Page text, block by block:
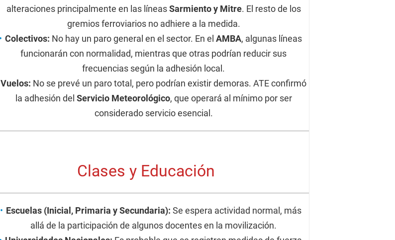
alteraciones principalmente en las líneasSarmiento y Mitre. El resto de los
gremios ferroviarios no adhiere a la medida.
Colectivos: No hay un paro general en el sector. En elAMBA, algunas líneas
funcionarán con normalidad, mientras que otras podrían reducir sus
frecuencias según la adhesión local.
Vuelos: No se prevé un paro total, pero podrían existir demoras. ATE confirmó
la adhesión del Servicio Meteorológico, que operará al mínimo por ser
considerado servicio esencial.
Clases y Educación
Escuelas (Inicial, Primaria y Secundaria): Se espera actividad normal, más
allá de la participación de algunos docentes en la movilización.